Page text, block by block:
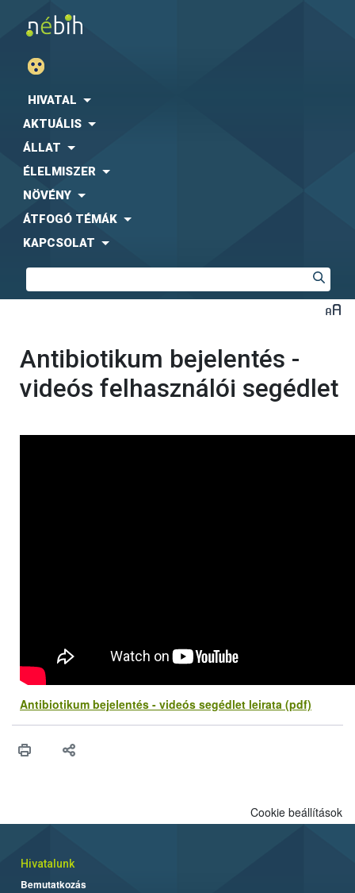
HIVATAL
AKTUÁLIS
ÁLLAT
ÉLELMISZER
NÖVÉNY
ÁTFOGÓ TÉMÁK
KAPCSOLAT
Antibiotikum bejelentés -
videós felhasználói segédlet
Antibiotikum bejelentés - videós segédlet leirata (pdf)
Cookie beállítások
Hivatalunk
Bemutatkozás